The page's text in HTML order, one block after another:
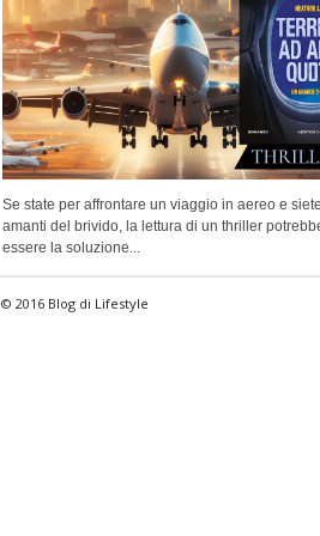
Se state per affrontare un viaggio in aereo e
amanti del brivido, la lettura di un thriller
essere la soluzione...
© 2016 Blog di Lifestyle